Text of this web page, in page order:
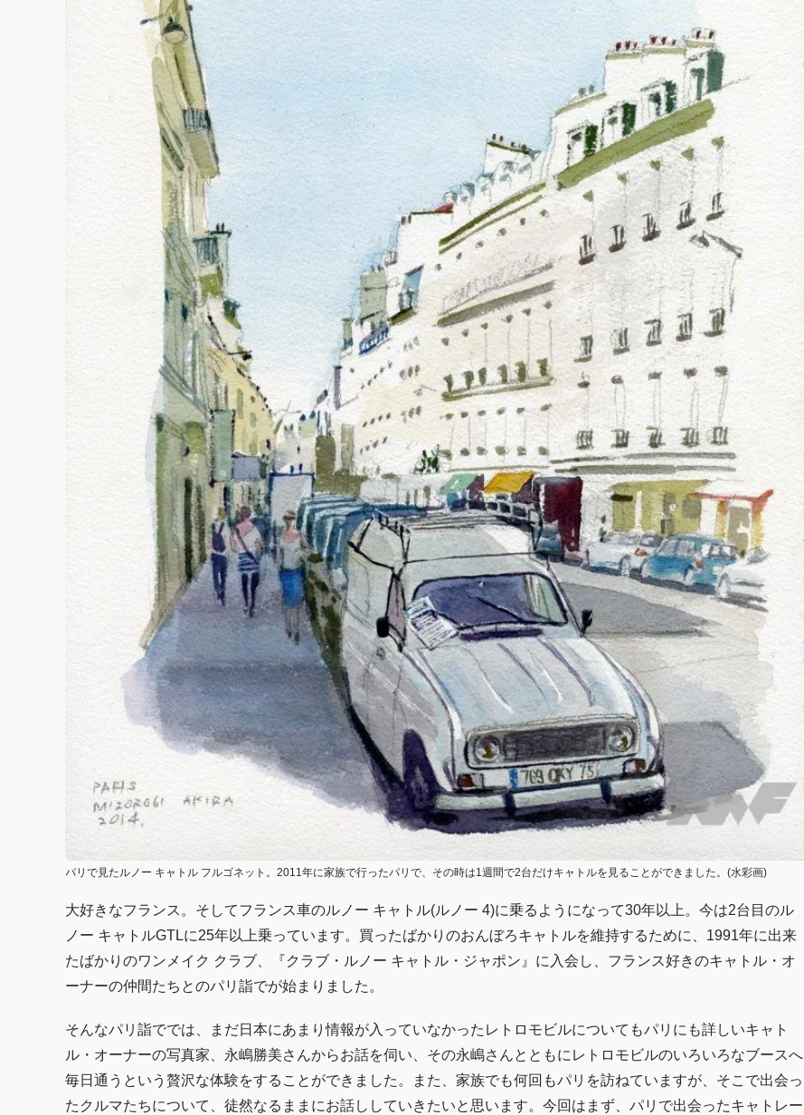
パリで見たルノー キャトル フルゴネット。2011年に家族で行ったパリで、その時は1週間で2台だけキャトルを見ることができました。(水彩画)
大好きなフランス。そしてフランス車のルノー キャトル(ルノー 4)に乗るようになって30年以上。今は2台目のル
ノー キャトルGTLに25年以上乗っています。買ったばかりのおんぼろキャトルを維持するために、1991年に出来
たばかりのワンメイク クラブ、『クラブ・ルノー キャトル・ジャポン』に入会し、フランス好きのキャトル・オ
ーナーの仲間たちとのパリ詣でが始まりました。
そんなパリ詣ででは、まだ日本にあまり情報が入っていなかったレトロモビルについてもパリにも詳しいキャト
ル・オーナーの写真家、永嶋勝美さんからお話を伺い、その永嶋さんとともにレトロモビルのいろいろなブースへ
毎日通うという贅沢な体験をすることができました。また、家族でも何回もパリを訪ねていますが、そこで出会っ
たクルマたちについて、徒然なるままにお話ししていきたいと思います。今回はまず、パリで出会ったキャトレー